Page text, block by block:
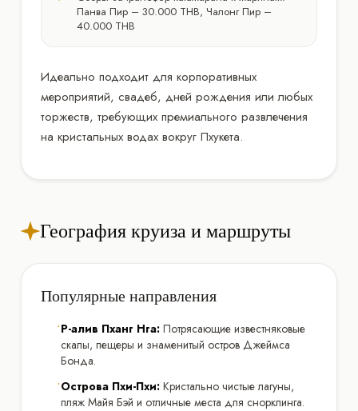
Панва Пир – 30.000 THB, Чалонг Пир –
40.000 THB
Идеально подходит для корпоративных
мероприятий, свадеб, дней рождения или любых
торжеств, требующих премиального развлечения
на кристальных водах вокруг Пхукета.
География круиза и маршруты
Популярные направления
•Р-алив Пханг Нга: Потрясающие известняковые
скалы, пещеры и знаменитый остров Джеймса
Бонда.
•Острова Пхи-Пхи: Кристально чистые лагуны,
пляж Майя Бэй и отличные места для снорклинга.